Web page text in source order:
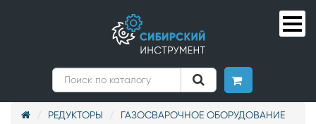
РЕДУКТОРЫ
ГАЗОСВАРОЧНОЕ ОБОРУДОВАНИЕ